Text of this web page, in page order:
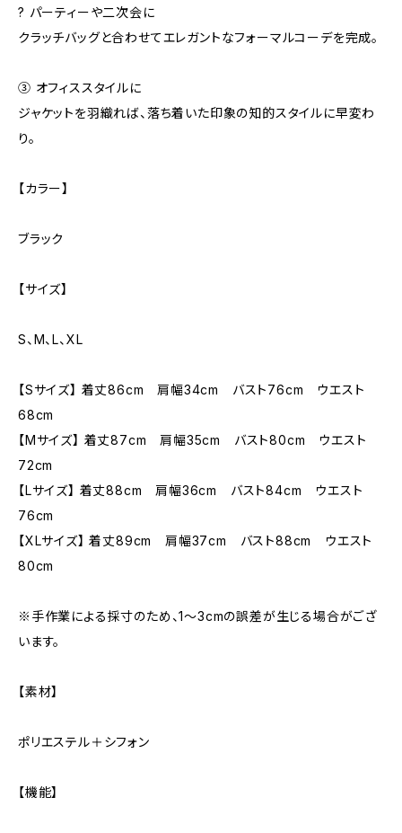
? パーティーや二次会に
クラッチバッグと合わせてエレガントなフォーマルコーデを完成。
③ オフィススタイルに
ジャケットを羽織れば、落ち着いた印象の知的スタイルに早変わ
り。
【カラー】
ブラック
【サイズ】
S、M、L、XL
【Sサイズ】 着丈86cm 肩幅34cm バスト76cm ウエスト
68cm
【Mサイズ】 着丈87cm 肩幅35cm バスト80cm ウエスト
72cm
【Lサイズ】 着丈88cm 肩幅36cm バスト84cm ウエスト
76cm
【XLサイズ】 着丈89cm 肩幅37cm バスト88cm ウエスト
80cm
※手作業による採寸のため、1〜3cmの誤差が生じる場合がござ
います。
【素材】
ポリエステル＋シフォン
【機能】